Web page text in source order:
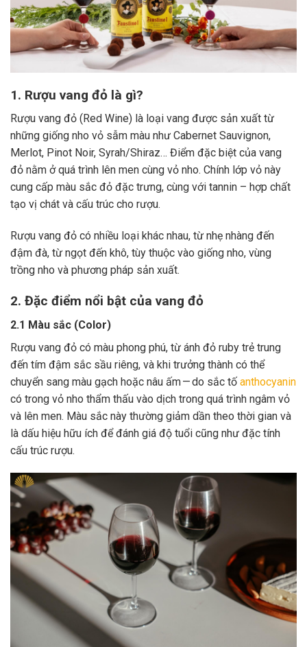
1. Rượu vang đỏ là gì?
Rượu vang đỏ (Red Wine) là loại vang được sản xuất từ
những giống nho vỏ sẫm màu như Cabernet Sauvignon,
Merlot, Pinot Noir, Syrah/Shiraz… Điểm đặc biệt của vang
đỏ nằm ở quá trình lên men cùng vỏ nho. Chính lớp vỏ này
cung cấp màu sắc đỏ đặc trưng, cùng với tannin – hợp chất
tạo vị chát và cấu trúc cho rượu.
Rượu vang đỏ có nhiều loại khác nhau, từ nhẹ nhàng đến
đậm đà, từ ngọt đến khô, tùy thuộc vào giống nho, vùng
trồng nho và phương pháp sản xuất.
2. Đặc điểm nổi bật của vang đỏ
2.1 Màu sắc (Color)
Rượu vang đỏ có màu phong phú, từ ánh đỏ ruby trẻ trung
đến tím đậm sắc sầu riêng, và khi trưởng thành có thể
chuyển sang màu gạch hoặc nâu ấm — do sắc tố anthocyanin
có trong vỏ nho thẩm thấu vào dịch trong quá trình ngâm vỏ
và lên men. Màu sắc này thường giảm dần theo thời gian và
là dấu hiệu hữu ích để đánh giá độ tuổi cũng như đặc tính
cấu trúc rượu.